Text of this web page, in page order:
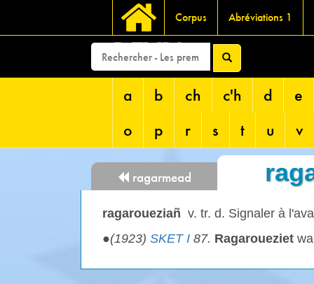
Corpus Abréviations 1
DEVRI
a b ch c'h d
e
o
p r s t u v
ragarmead
ragaroueziañ v. tr. d. Signaler à
●(1923) SKET I 87. Ragaroueziet